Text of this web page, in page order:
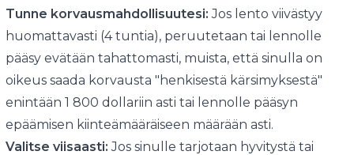
Tunne korvausmahdollisuutesi: Jos lento viivästyy
huomattavasti (4 tuntia), peruutetaan tai lennolle
pääsy evätään tahattomasti, muista, että sinulla on
oikeus saada korvausta "henkisestä kärsimyksestä"
enintään 1 800 dollariin asti tai lennolle pääsyn
epäämisen kiinteämääräiseen määrään asti.
Valitse viisaasti: Jos sinulle tarjotaan hyvitystä tai